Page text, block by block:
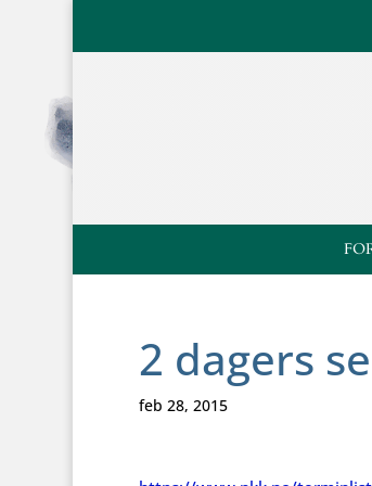
2 dagers
feb 28, 2015